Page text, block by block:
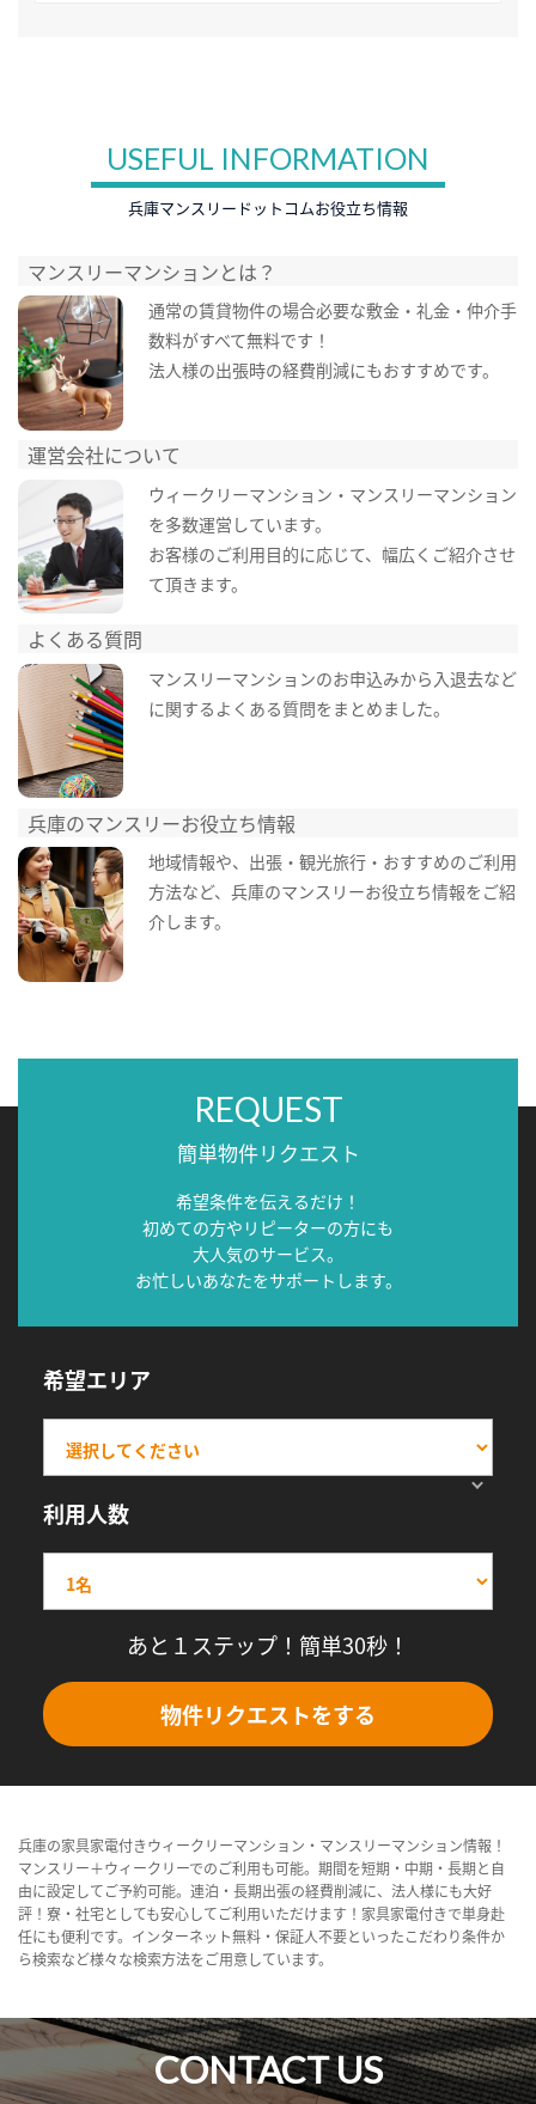
USEFUL INFORMATION
兵庫マンスリードットコムお役立ち情報
マンスリーマンションとは？
通常の賃貸物件の場合必要な敷金・礼金・仲介手
数料がすべて無料です！
法人様の出張時の経費削減にもおすすめです。
運営会社について
ウィークリーマンション・マンスリーマンション
を多数運営しています。
お客様のご利用目的に応じて、幅広くご紹介させ
て頂きます。
よくある質問
マンスリーマンションのお申込みから入退去など
に関するよくある質問をまとめました。
兵庫のマンスリーお役立ち情報
地域情報や、出張・観光旅行・おすすめのご利用
方法など、兵庫のマンスリーお役立ち情報をご紹
介します。
REQUEST
簡単物件リクエスト
希望条件を伝えるだけ！
初めての方やリピーターの方にも
大人気のサービス。
お忙しいあなたをサポートします。
希望エリア
利用人数
あと１ステップ！簡単30秒！
物件リクエストをする
兵庫の家具家電付きウィークリーマンション・マンスリーマンション情報！
マンスリー＋ウィークリーでのご利用も可能。期間を短期・中期・長期と自
由に設定してご予約可能。連泊・長期出張の経費削減に、法人様にも大好
評！寮・社宅としても安心してご利用いただけます！家具家電付きで単身赴
任にも便利です。インターネット無料・保証人不要といったこだわり条件か
ら検索など様々な検索方法をご用意しています。
CONTACT US